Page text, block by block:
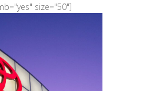
size="50"]